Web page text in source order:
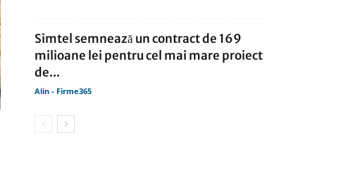
Simtel semnează un contract de 169
milioane lei pentru cel mai mare proiect
de...
Alin - Firme365